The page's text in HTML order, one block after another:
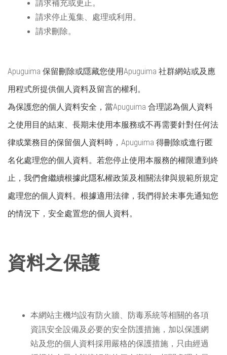
請求補充或更正。
請求停止蒐集、處理或利用。
請求刪除。
Apuguima 保留刪除或隱藏您使用Apuguima 社群網站或及應
用程式所提供個人資料及留言的權利。
為保護您的個人資料安全，當Apuguima 合理認為個人資料
之使用目的結束、長期未使用本服務或不再需要針對任何法
律或業務目的保留個人資料時， Apuguima 得刪除或進行匿
名化處理您的個人資料。若您停止使用本服務的權限遭到終
止，我們會繼續根據此隱私權政策及相關法律與規範所規定
處理您的個人資料。根據適用法律，我們得於未事先通知您
的情況下，安全處置您的個人資料。
資料之保護
本網站主機均設有防火牆、防毒系統等相關的各項
資訊安全設備及必要的安全防護措施，加以保護網
站及您的個人資料採用嚴格的保護措施，只由經過